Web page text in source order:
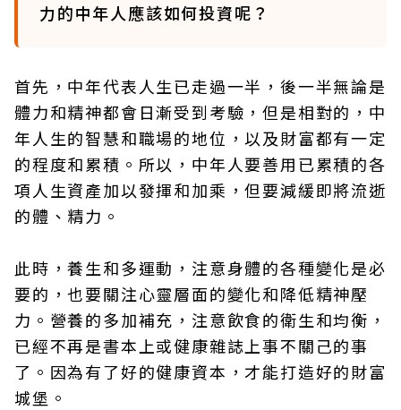
力的中年人應該如何投資呢？
首先，中年代表人生已走過一半，後一半無論是
體力和精神都會日漸受到考驗，但是相對的，中
年人生的智慧和職場的地位，以及財富都有一定
的程度和累積。所以，中年人要善用已累積的各
項人生資產加以發揮和加乘，但要減緩即將流逝
的體、精力。
此時，養生和多運動，注意身體的各種變化是必
要的，也要關注心靈層面的變化和降低精神壓
力。營養的多加補充，注意飲食的衛生和均衡，
已經不再是書本上或健康雜誌上事不關己的事
了。因為有了好的健康資本，才能打造好的財富
城堡。